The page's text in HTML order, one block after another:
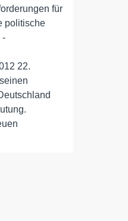
für
politische
-
22.